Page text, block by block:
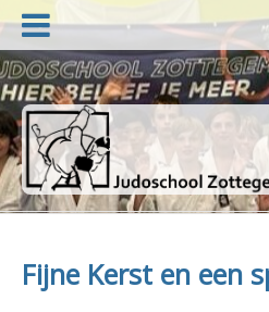
Naar
inhoud
springen
Judoschool
Fijne Kerst en een